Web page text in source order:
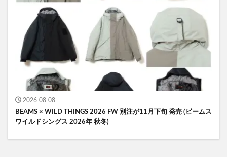
2026-08-08
BEAMS × WILD THINGS 2026 FW 別注が11月下旬 発売 (ビームス
ワイルドシングス 2026年 秋冬)